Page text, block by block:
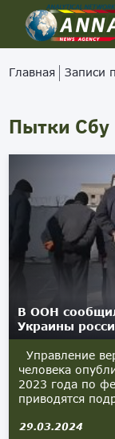
Главная Записи
Пытки Сбу
В ООН
Украины
Управление
человека
2023 года по
приводятся
29.03.2024